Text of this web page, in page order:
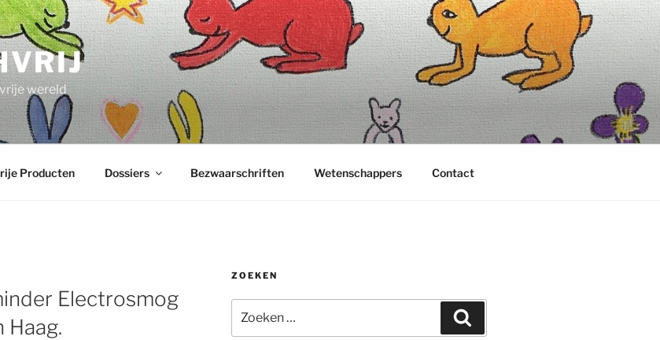
wereld
Producten Dossiers Bezwaarschriften Wetenschappers Contact
Electrosmog
Haag.
ZOEKEN
naar: